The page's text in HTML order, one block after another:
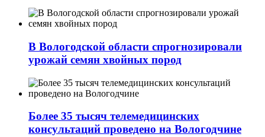
В Вологодской области спрогнозировали
урожай семян хвойных пород
Более 35 тысяч телемедицинских
консультаций проведено на Вологодчине